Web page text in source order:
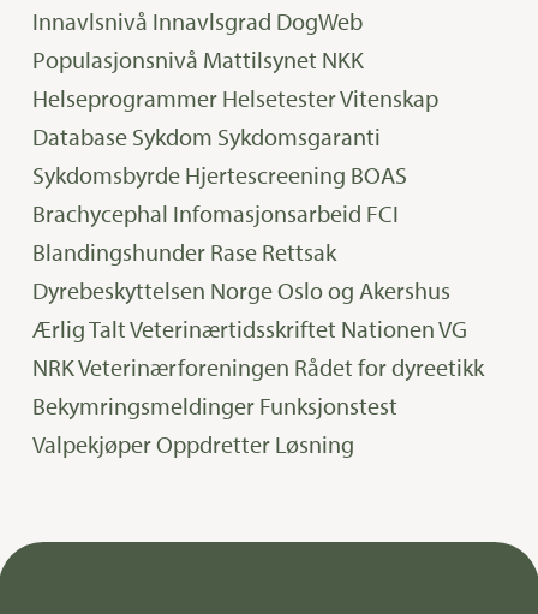
Innavlsnivå Innavlsgrad DogWeb
Populasjonsnivå Mattilsynet NKK
Helseprogrammer HelsetesterVitenskap
Database Sykdom Sykdomsgaranti
Sykdomsbyrde Hjertescreening BOAS
Brachycephal Infomasjonsarbeid FCI
Blandingshunder Rase Rettsak
Dyrebeskyttelsen Norge Oslo og Akershus
Ærlig TaltVeterinærtidsskriftet NationenVG
NRKVeterinærforeningen Rådet for dyreetikk
Bekymringsmeldinger Funksjonstest
ValpekjøperOppdretter Løsning